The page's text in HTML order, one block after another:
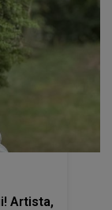
Artista,